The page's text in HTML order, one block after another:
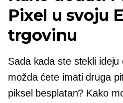
Pixel u svoju
trgovinu
Sada kada ste stekli
možda ćete imati druga
piksel besplatan? Kako